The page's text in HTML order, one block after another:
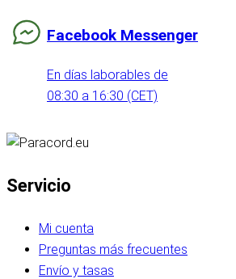
Facebook Messenger
En días laborables de
08:30 a 16:30 (CET)
Servicio
Mi cuenta
Preguntas más frecuentes
Envío y tasas